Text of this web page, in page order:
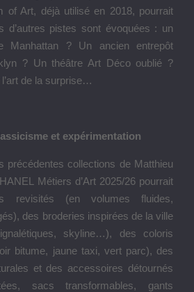
of Art, déjà utilisé en 2018, pourrait
d’autres pistes sont évoquées : un
? Un ancien entrepôt
? Un théâtre Art Déco oublié ?
de la surprise…
et expérimentation
précédentes collections de Matthieu
Métiers d’Art 2025/26 pourrait
revisités (en volumes fluides,
des broderies inspirées de la ville
skyline…), des coloris
bitume, jaune taxi, vert parc), des
et des accessoires détournés
sacs transformables, gants